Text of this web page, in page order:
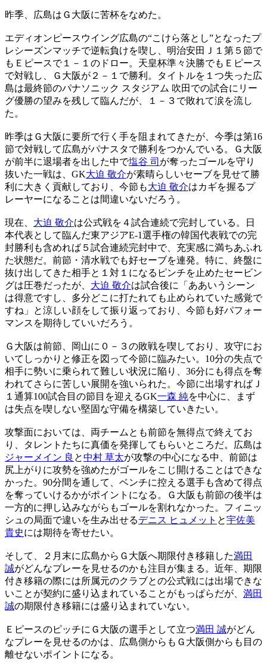
昨季、広島はＧ大阪に苦杯をなめた。
エディオンピースウイング広島の“こけら落とし”となったプ
レシーズンマッチで逆転負けを喫し、明治安田Ｊ１第５節で
もＥピースで１－１のドロー。天皇杯準々決勝でもＥピース
で対戦し、Ｇ大阪が２－１で勝利。タイトルを１つ失った広
島は最終節のパナソニック スタジアム 吹田での試合にリー
グ優勝の望みを残して臨んだが、１－３で敗れて涙を流し
た。
昨季はＧ大阪に要所で行く手を阻まれてきたが、今季は第16
節で対戦して広島がパナスタで勝利をつかんでいる。Ｇ大阪
が前半に退場者を出した中で塩谷 司 が奪ったゴールを守り
抜いた一戦は、GK大迫 敬介が素晴らしいセーブを見せて勝
利に大きく貢献しており、今節も大迫 敬介はカギを握るプ
レーヤーになることは間違いないだろう。
現在、 大迫 敬介は公式戦を４試合連続で完封している。日
本代表として臨んだ東アジアE-1選手権の韓国代表戦での完
封勝利も含めれば５試合連続完封中で、充実感に満ちあふれ
た状態だ。前節・清水戦でも好セーブを連発。特に、終盤に
抜け出してきた相手と１対１になるピンチを止めたセービン
グは圧巻だったが、 大迫 敬介は試合後に「ああいうシーン
は得意ですし、多分どこに打たれても止められていた感覚で
すね」と涼しい顔をして振り返っており、今節も好パフォー
マンスを期待していいだろう。
Ｇ大阪は前節、岡山に０－３の敗戦を喫しており、攻守にお
いてしっかりと修正を図って今節に臨みたい。10分の失点で
相手に勢いに乗られて難しい状況に陥り、36分にも得点を奪
われてさらに苦しい展開を強いられた。今節に出場すればＪ
１通算100試合目の節目を迎えるGK一森 純を中心に、まず
は失点を喫しない堅固な守備を構築していきたい。
攻撃面においては、両チームとも前節を無得点で終えてお
り、タレントたちに真価を発揮してもらいところだ。広島は
ジャーメイン 良 と中村 草太が攻撃の中心になる中、前節は
尻上がりに攻勢を強めたがゴールをこじ開けることはできな
かった。90分間を通して、ベンチに控える選手も含めて得点
を奪っていけるかがポイントになる。Ｇ大阪も前節の後半は
一方的に押し込みながらもゴールを割れなかった。フィニッ
シュの局面で違いを生み出せるデニス ヒュメット と宇佐美
貴史には期待を寄せたい。
そして、２月末に広島からＧ大阪へ期限付き移籍した満田
誠がどんなプレーを見せるのかも注目が集まる。近年、期限
付き移籍の際には所属元のクラブとの公式戦には出場できな
いことが契約に盛り込まれていることがもっぱらだが、 満田
誠の期限付き移籍には盛り込まれていない。
ＥピースのピッチにＧ大阪の選手として立つ満田 誠がどん
なプレーを見せるのかは、広島側からもＧ大阪側からも目の
離せないポイントになる。